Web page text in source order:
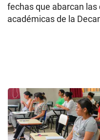
fechas que abarcan
académicas de la